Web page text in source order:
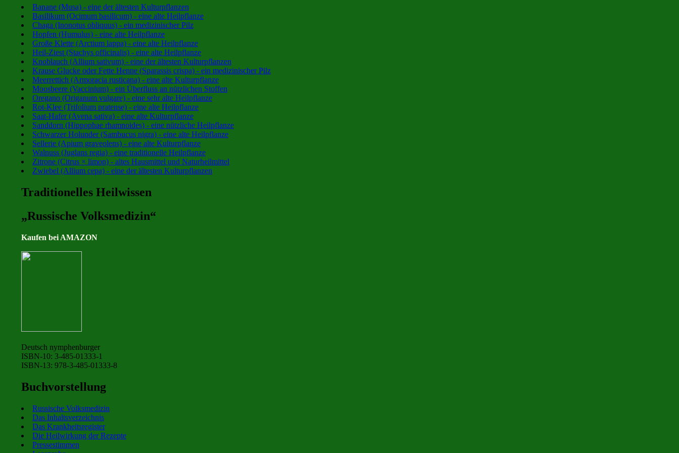
Banane (Musa) - eine der ältesten Kulturpflanzen
Basilikum (Ocimum basilicum) - eine alte Heilpflanze
Chaga (Inonotus obliquus) - ein medizinischer Pilz
Hopfen (Humulus) - eine alte Heilpflanze
Große Klette (Arctium lappa) - eine alte Heilpflanze
Heil-Ziest (Stachys officinalis) - eine alte Heilpflanze
Knoblauch (Allium sativum) - eine der ältesten Kulturpflanzen
Krause Glucke oder Fette Henne (Sparassis crispa) - ein medizinischer Pilz
Meerrettich (Armoracia rusticana) - eine alte Kulturpflanze
Moosbeere (Vaccinium) - ein Überfluss an nützlichen Stoffen
Oregano (Origanum vulgare) - eine sehr alte Heilpflanze
Rot-Klee (Trifolium pratense) - eine alte Heilpflanze
Saat-Hafer (Avena sativa) - eine alte Kulturpflanze
Sanddorn (Hippophae rhamnoides) - eine nützliche Heilpflanze
Schwarzer Holunder (Sambucus nigra) - eine alte Heilpflanze
Sellerie (Apium graveolens) - eine alte Kulturpflanze
Walnuss (Juglans regia) - eine traditionelle Heilpflanze
Zitrone (Citrus × limon) - altes Hausmittel und Naturheilmittel
Zwiebel (Allium cepa) - eine der ältesten Kulturpflanzen
Traditionelles Heilwissen
„Russische Volksmedizin“
Kaufen bei AMAZON
Deutsch nymphenburger
ISBN-10: 3-485-01333-1
ISBN-13: 978-3-485-01333-8
Buchvorstellung
Russische Volksmedizin
Das Inhaltsverzeichnis
Das Krankheitsregister
Die Heilwirkung der Rezepte
Pressestimmen